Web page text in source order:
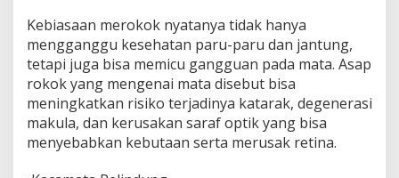
Kebiasaan merokok nyatanya tidak hanya
mengganggu kesehatan paru-paru dan jantung,
tetapi juga bisa memicu gangguan pada mata. Asap
rokok yang mengenai mata disebut bisa
meningkatkan risiko terjadinya katarak, degenerasi
makula, dan kerusakan saraf optik yang bisa
menyebabkan kebutaan serta merusak retina.